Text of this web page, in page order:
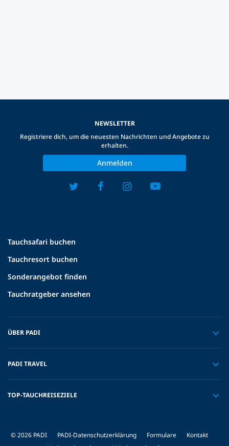
Tauchsafari buchen
Tauchresort buchen
Sonderangebot finden
Tauchratgeber ansehen
ÜBER PADI
PADI TRAVEL
TOP-TAUCHREISEZIELE
NEWSLETTER
Registriere dich, um die neuesten Nachrichten und Angebote zu
erhalten.
Anmelden
© 2026 PADI PADI-Datenschutzerklärung Formulare
Kontakt